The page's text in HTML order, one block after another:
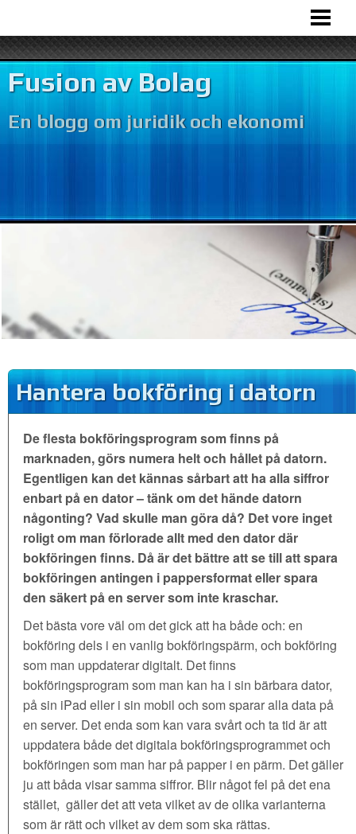
BOLAGSFUSION
VÅR VERKSAMHET
BOKFÖRING
Fusion av Bolag
En blogg om juridik och ekonomi
Hantera bokföring i datorn
De flesta bokföringsprogram som finns på
marknaden, görs numera helt och hållet på datorn.
Egentligen kan det kännas sårbart att ha alla siffror
enbart på en dator – tänk om det hände datorn
någonting? Vad skulle man göra då? Det vore inget
roligt om man förlorade allt med den dator där
bokföringen finns. Då är det bättre att se till att spara
bokföringen antingen i pappersformat eller spara
den säkert på en server som inte kraschar.
Det bästa vore väl om det gick att ha både och: en
bokföring dels i en vanlig bokföringspärm, och bokföring
som man uppdaterar digitalt. Det finns
bokföringsprogram som man kan ha i sin bärbara dator,
på sin iPad eller i sin mobil och som sparar alla data på
en server. Det enda som kan vara svårt och ta tid är att
uppdatera både det digitala bokföringsprogrammet och
bokföringen som man har på papper i en pärm. Det gäller
ju att båda visar samma siffror. Blir något fel på det ena
stället, gäller det att veta vilket av de olika varianterna
som är rätt och vilket av dem som ska rättas.